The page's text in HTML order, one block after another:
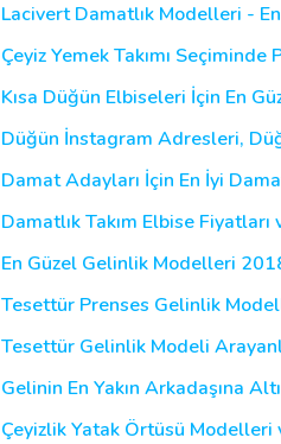
Lacivert Damatlık Modelleri -
Çeyiz Yemek Takımı Seçiminde
Kısa Düğün Elbiseleri İçin En
Düğün İnstagram Adresleri,
Damat Adayları İçin En İyi
Damatlık Takım Elbise
En Güzel Gelinlik Modelleri
Tesettür Prenses Gelinlik
Tesettür Gelinlik Modeli
Gelinin En Yakın Arkadaşına
Çeyizlik Yatak Örtüsü